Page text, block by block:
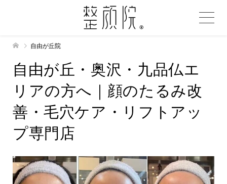
自由が丘院
自由が丘・奥沢・九品仏エ
リアの方へ｜顔のたるみ改
善・毛穴ケア・リフトアッ
プ専門店